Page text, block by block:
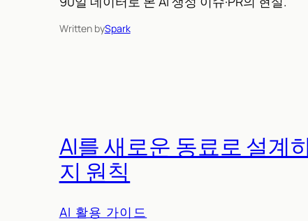
Written bySpark
AI를 새로운 동료로 설계
지 원칙
AI 활용 가이드